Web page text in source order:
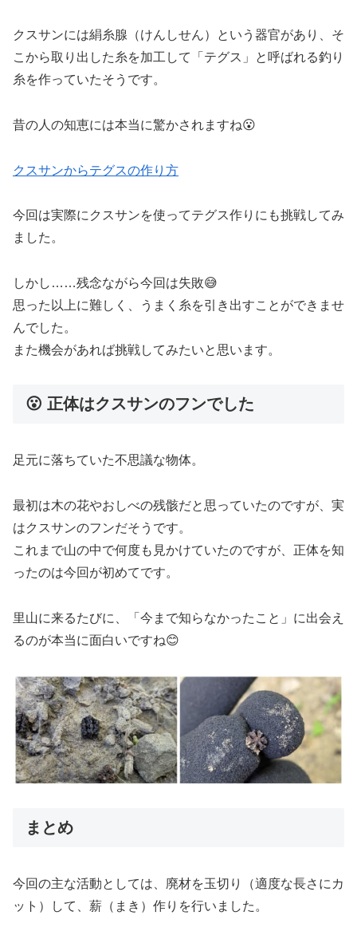
クスサンには絹糸腺（けんしせん）という器官があり、そ
こから取り出した糸を加工して「テグス」と呼ばれる釣り
糸を作っていたそうです。
昔の人の知恵には本当に驚かされますね😮
クスサンからテグスの作り方
今回は実際にクスサンを使ってテグス作りにも挑戦してみ
ました。
しかし……残念ながら今回は失敗😅
思った以上に難しく、うまく糸を引き出すことができませ
んでした。
また機会があれば挑戦してみたいと思います。
😮 正体はクスサンのフンでした
足元に落ちていた不思議な物体。
最初は木の花やおしべの残骸だと思っていたのですが、実
はクスサンのフンだそうです。
これまで山の中で何度も見かけていたのですが、正体を知
ったのは今回が初めてです。
里山に来るたびに、「今まで知らなかったこと」に出会え
るのが本当に面白いですね😊
まとめ
今回の主な活動としては、廃材を玉切り（適度な長さにカ
ット）して、薪（まき）作りを行いました。